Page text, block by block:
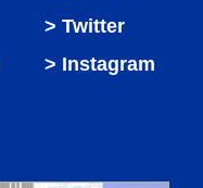
Twitter
Instagram